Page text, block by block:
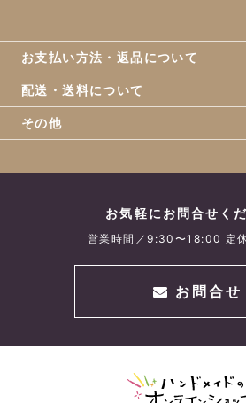
お支払い方法・返品について
配送・送料について
その他
お気軽にお問合せくだ
営業時間／9:30〜18:00 定
お問合せ